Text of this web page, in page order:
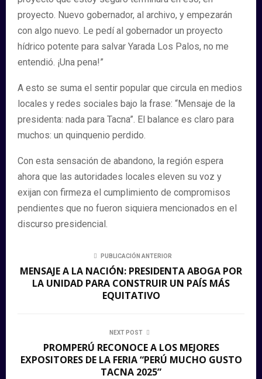
proyecto. Nuevo gobernador, al archivo, y empezarán
con algo nuevo. Le pedí al gobernador un proyecto
hídrico potente para salvar Yarada Los Palos, no me
entendió. ¡Una pena!”
A esto se suma el sentir popular que circula en medios
locales y redes sociales bajo la frase: “Mensaje de la
presidenta: nada para Tacna”. El balance es claro para
muchos: un quinquenio perdido.
Con esta sensación de abandono, la región espera
ahora que las autoridades locales eleven su voz y
exijan con firmeza el cumplimiento de compromisos
pendientes que no fueron siquiera mencionados en el
discurso presidencial.
PUBLICACIÓN ANTERIOR
MENSAJE A LA NACIÓN: PRESIDENTA ABOGA POR
LA UNIDAD PARA CONSTRUIR UN PAÍS MÁS
EQUITATIVO
NEXT POST
PROMPERÚ RECONOCE A LOS MEJORES
EXPOSITORES DE LA FERIA “PERÚ MUCHO GUSTO
TACNA 2025”